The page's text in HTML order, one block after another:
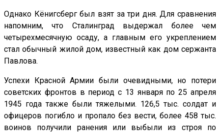
Однако Кёнигсберг был взят за три дня. Для сравнения
напомним, что Сталинград выдержал более чем
четырехмесячную осаду, а главным его укреплением
стал обычный жилой дом, известный как дом сержанта
Павлова.
Успехи Красной Армии были очевидными, но потери
советских фронтов в период с 13 января по 25 апреля
1945 года также были тяжелыми. 126,5 тыс. солдат и
офицеров погибло и пропало без вести, более 458 тыс.
воинов получили ранения или выбыли из строя по